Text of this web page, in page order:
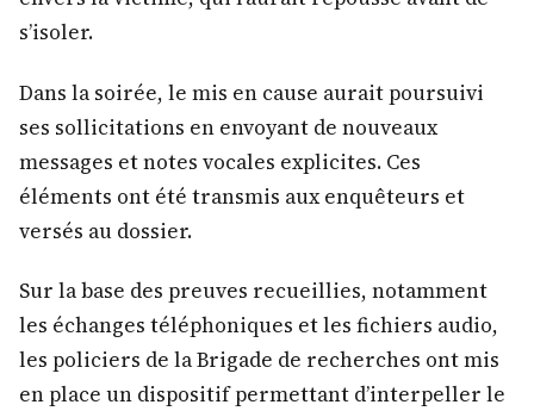
s’isoler.
Dans la soirée, le mis en cause aurait poursuivi
ses sollicitations en envoyant de nouveaux
messages et notes vocales explicites. Ces
éléments ont été transmis aux enquêteurs et
versés au dossier.
Sur la base des preuves recueillies, notamment
les échanges téléphoniques et les fichiers audio,
les policiers de la Brigade de recherches ont mis
en place un dispositif permettant d’interpeller le